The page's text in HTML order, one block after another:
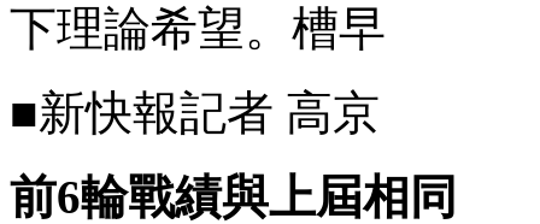
下理論希望。槽早
■新快報記者 高京
前6輪戰績與上屆相同